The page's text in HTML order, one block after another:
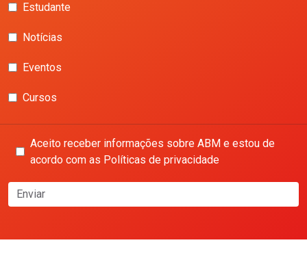
Estudante
Notícias
Eventos
Cursos
Aceito receber informações sobre ABM e estou de
acordo com as Políticas de privacidade
Enviar